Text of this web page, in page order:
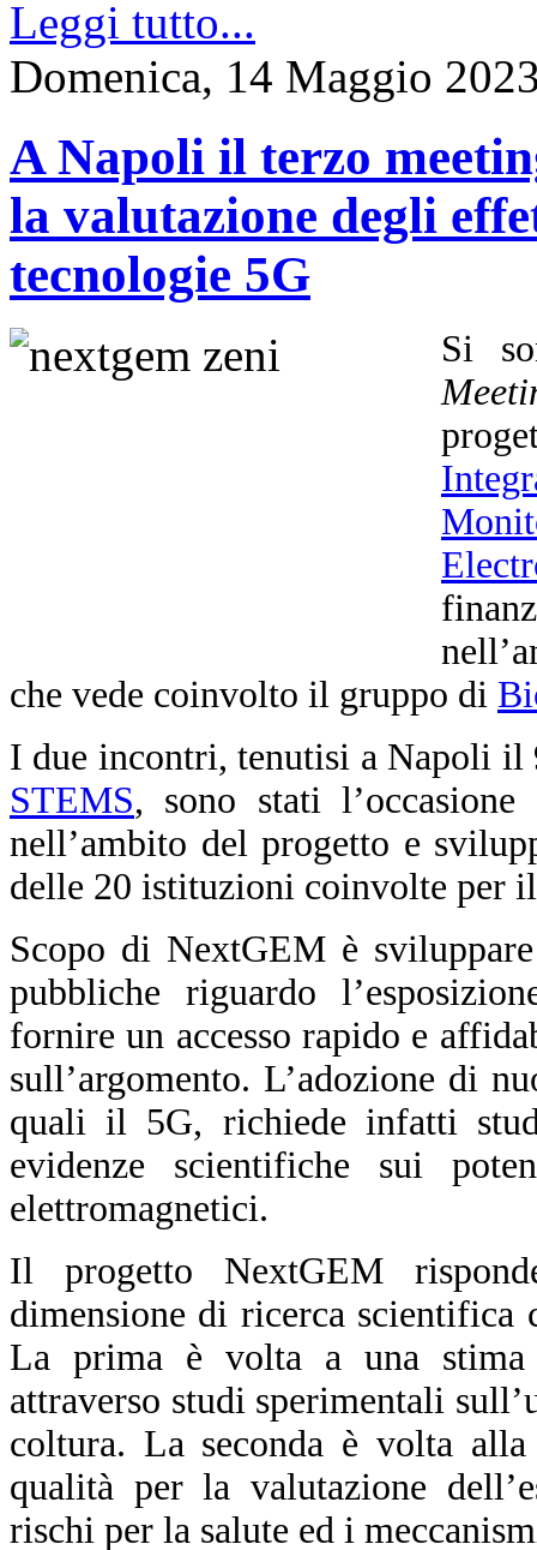
Leggi tutto...
Domenica, 14 Maggio
A Napoli il terzo
la valutazione degli
tecnologie 5G
Si
che vede coinvolto il gruppo di
I due incontri, tenutisi a Napoli il
STEMS, sono stati
nell’ambito del progetto e
delle 20 istituzioni coinvolte per
Scopo di NextGEM è
pubbliche riguardo
fornire un accesso rapido e
sull’argomento. L’adozione di
quali il 5G, richiede infatti
evidenze scientifiche sui
elettromagnetici.
Il progetto NextGEM
dimensione di ricerca scientifica
La prima è volta a una stima
attraverso studi sperimentali
coltura. La seconda è volta
qualità per la valutazione
rischi per la salute ed i